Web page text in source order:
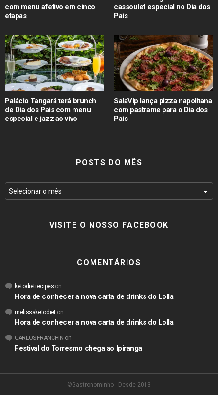
com menu afetivo em cinco
etapas
cassoulet especial no Dia dos
Pais
Palácio Tangará terá brunch
de Dia dos Pais com menu
especial e jazz ao vivo
SalaVip lança pizza napolitana
com pastrame para o Dia dos
Pais
POSTS DO MÊS
VISITE O NOSSO FACEBOOK
COMENTÁRIOS
ketodietrecipes on
Hora de conhecer a nova carta de drinks do Lolla
melissaketodieton
Hora de conhecer a nova carta de drinks do Lolla
CARLOS FRANCHIN on
Festival do Torresmo chega ao Ipiranga
©Gastronominho - Desde 2013